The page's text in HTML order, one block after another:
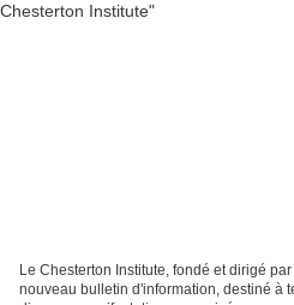
Le Chesterton Institute, fondé et dirigé
nouveau bulletin d'information, destiné à